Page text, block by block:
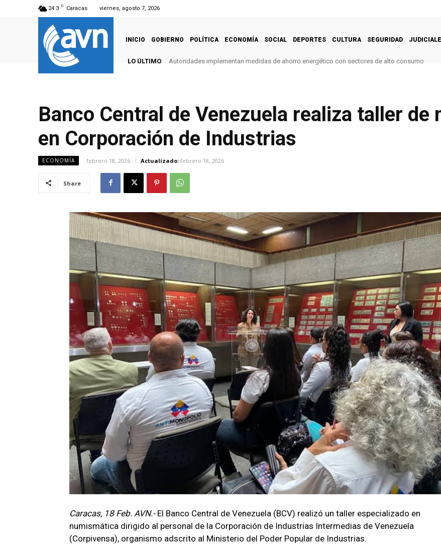
24.3 C Caracas viernes, agosto 7, 2026
INICIO GOBIERNO POLÍTICA ECONOMÍA SOCIAL DEPORTES CULTURA SEGURIDAD
LO ÚLTIMO Autoridades implementan medidas de ahorro energético con sectores de alto consumo
Banco Central de Venezuela realiza taller de
en Corporación de Industrias
ECONOMÍA febrero 18, 2026 Actualizado: febrero 18, 2026
Share
Caracas, 18 Feb. AVN.- El Banco Central de Venezuela (BCV) realizó un taller especializado en
numismática dirigido al personal de la Corporación de Industrias Intermedias de Venezuela
(Corpivensa), organismo adscrito al Ministerio del Poder Popular de Industrias.